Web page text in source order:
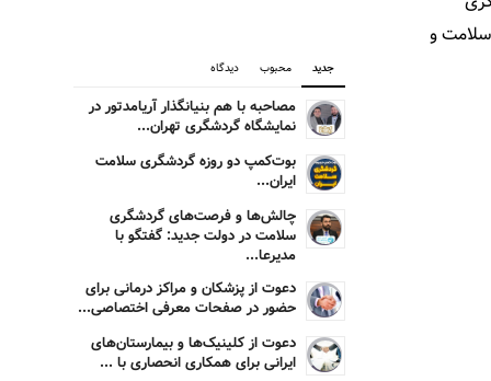
و
جدید محبوب دیدگاه
مصاحبه با هم بنیانگذار آریامدتور در
نمایشگاه گردشگری تهران...
بوت‌کمپ دو روزه گردشگری سلامت
ایران...
چالش‌ها و فرصت‌های گردشگری
سلامت در دولت جدید: گفتگو با
مدیرعا...
دعوت از پزشکان و مراکز درمانی برای
حضور در صفحات معرفی اختصاصی...
دعوت از کلینیک‌ها و بیمارستان‌های
ایرانی برای همکاری انحصاری با ...